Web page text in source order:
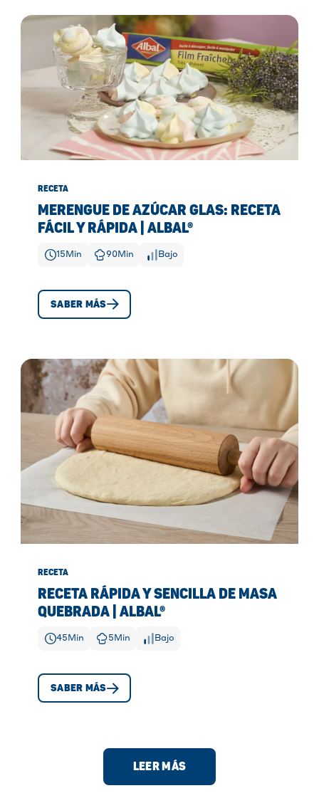
RECETA
MERENGUE DE AZÚCAR GLAS: RECETA
FÁCIL Y RÁPIDA | ALBAL®
15 Min 90Min Bajo
SABER MÁS
RECETA
RECETA RÁPIDA Y SENCILLA DE MASA
QUEBRADA | ALBAL®
45 Min 5 Min Bajo
SABER MÁS
LEER MÁS